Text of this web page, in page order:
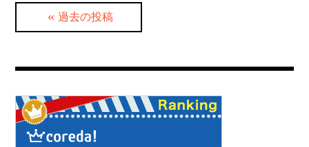
ナ
ビ
ゲ
過去の投稿